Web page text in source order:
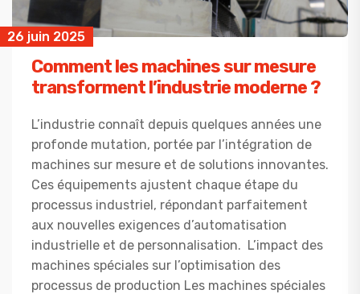
26 juin 2025
Comment les machines sur mesure
transforment l’industrie moderne ?
L’industrie connaît depuis quelques années une
profonde mutation, portée par l’intégration de
machines sur mesure et de solutions innovantes.
Ces équipements ajustent chaque étape du
processus industriel, répondant parfaitement
aux nouvelles exigences d’automatisation
industrielle et de personnalisation. L’impact des
machines spéciales sur l’optimisation des
processus de production Les machines spéciales